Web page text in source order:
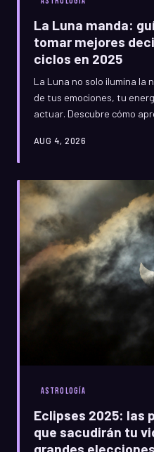
La Luna manda:
tomar mejores
ciclos en 2025
La Luna no solo ilumina la
de tus emociones, tu
actuar. Descubre cómo
proyectos con fuerza y
AUG 4, 2026
ASTROLOGÍA
Eclipses 2025: las
que sacudirán tu